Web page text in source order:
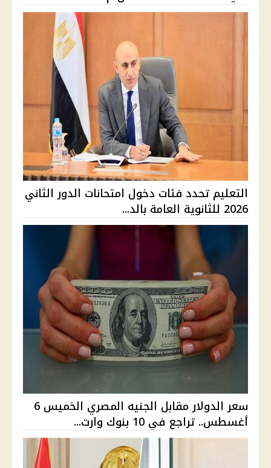
التعليم تحدد فئات دخول امتحانات الدور الثاني
2026 للثانوية العامة بالد...
سعر الدولار مقابل الجنيه المصري الخميس 6
أغسطس.. تراجع في 10 بنوك وارت...